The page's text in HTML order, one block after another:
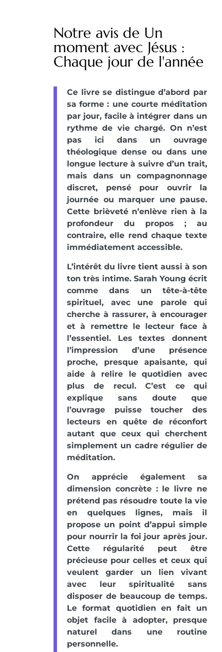
Notre avis de Un
moment avec Jésus :
Chaque jour de l'année
Ce livre se distingue d’abord par
sa forme : une courte méditation
par jour, facile à intégrer dans un
rythme de vie chargé. On n’est
pas ici dans un ouvrage
théologique dense ou dans une
longue lecture à suivre d’un trait,
mais dans un compagnonnage
discret, pensé pour ouvrir la
journée ou marquer une pause.
Cette brièveté n’enlève rien à la
profondeur du propos ; au
contraire, elle rend chaque texte
immédiatement accessible.
L’intérêt du livre tient aussi à son
ton très intime. Sarah Young écrit
comme dans un tête-à-tête
spirituel, avec une parole qui
cherche à rassurer, à encourager
et à remettre le lecteur face à
l’essentiel. Les textes donnent
l’impression d’une présence
proche, presque apaisante, qui
aide à relire le quotidien avec
plus de recul. C’est ce qui
explique sans doute que
l’ouvrage puisse toucher des
lecteurs en quête de réconfort
autant que ceux qui cherchent
simplement un cadre régulier de
méditation.
On apprécie également sa
dimension concrète : le livre ne
prétend pas résoudre toute la vie
en quelques lignes, mais il
propose un point d’appui simple
pour nourrir la foi jour après jour.
Cette régularité peut être
précieuse pour celles et ceux qui
veulent garder un lien vivant
avec leur spiritualité sans
disposer de beaucoup de temps.
Le format quotidien en fait un
objet facile à adopter, presque
naturel dans une routine
personnelle.